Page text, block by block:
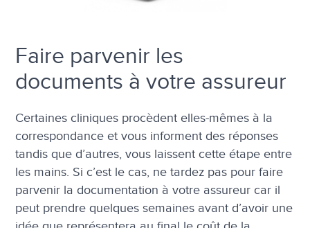
Faire parvenir les
documents à votre assureur
Certaines cliniques procèdent elles-mêmes à la
correspondance et vous informent des réponses
tandis que d’autres, vous laissent cette étape entre
les mains. Si c’est le cas, ne tardez pas pour faire
parvenir la documentation à votre assureur car il
peut prendre quelques semaines avant d’avoir une